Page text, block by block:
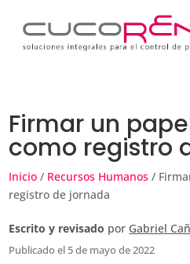
Firmar un
como registro
Inicio / Recursos Humanos /
registro de jornada
Escrito y revisado por Gabriel
Publicado el 5 de mayo de 2022